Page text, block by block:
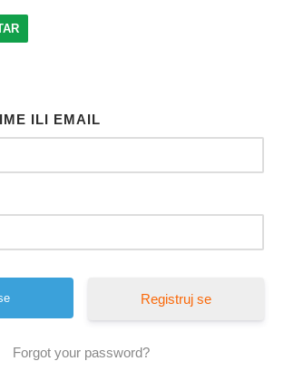
ILI EMAIL
Registruj se
Forgot your password?